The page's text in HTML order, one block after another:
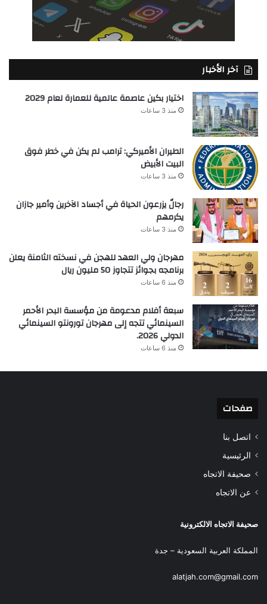
آخر الأخبار
اختيار بكين عاصمة عالمية للعمارة لعام 2029
منذ 3 ساعات
الطيران الأميركي: ترامب لم يكن في خطر فوق
البيت الأبيض
منذ 3 ساعات
رجالٌ يزرعون الحياة في أجساد الآخرين وأمير جازان
يكرمهم
منذ 3 ساعات
مهرجان ولي العهد للهجن في نسخته الثامنة يعلن
برنامجه بجوائز تتجاوز 50 مليون ريال
منذ 6 ساعات
سبعة أفلام مدعومة من مؤسسة البحر الأحمر
السينمائي تتجه إلى مهرجان تورونتو السينمائي
الدولي 2026.
منذ 6 ساعات
صفحات
اتصل بنا
الرئيسية
صحيفة الاتجاه
عن الاتجاه
صحيفة الاتجاه الالكترونية
المملكة العربية السعودية – جدة
alatjah.com@gmail.com